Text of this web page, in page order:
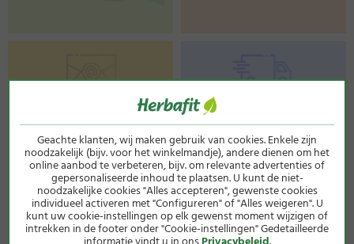
Geachte klanten, wij maken gebruik van cookies. Enkele zijn
noodzakelijk (bijv. voor het winkelmandje), andere dienen om het
online aanbod te verbeteren, bijv. om relevante advertenties of
gepersonaliseerde inhoud te plaatsen. U kunt de niet-
noodzakelijke cookies "Alles accepteren", gewenste cookies
individueel activeren met "Configureren" of "Alles weigeren". U
kunt uw cookie-instellingen op elk gewenst moment wijzigen of
intrekken in de footer onder "Cookie-instellingen" Gedetailleerde